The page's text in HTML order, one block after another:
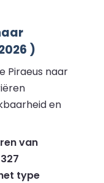
)
Piraeus naar
en
van
type